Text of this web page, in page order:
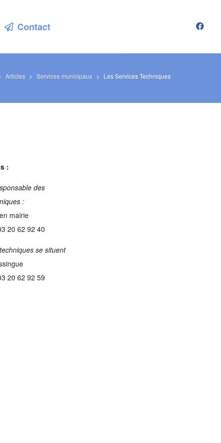
Contact
Articles > Services municipaux > Les Services Techniques
:
des
:
mairie
20 62 92 40
se situent
20 62 92 59